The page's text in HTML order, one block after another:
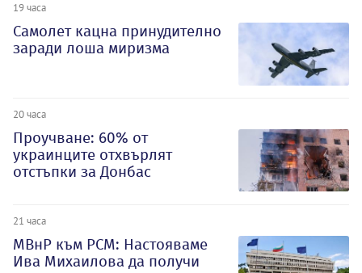
19 часа
Самолет кацна принудително
заради лоша миризма
20 часа
Проучване: 60% от
украинците отхвърлят
отстъпки за Донбас
21 часа
МВнР към РСМ: Настояваме
Ива Михаилова да получи